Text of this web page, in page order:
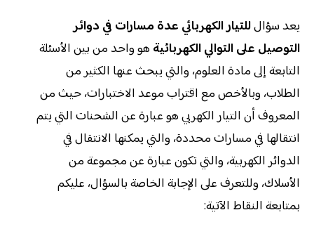
يعد سؤالللتيار الكهربائي عدة مسارات في دوائر
التوصيل على التوالي الكهربائية هو واحد من بين الأسئلة
التابعة إلى مادة العلوم، والتي يبحث عنها الكثير من
الطلاب، وبالأخص مع اقتراب موعد الاختبارات، حيث من
المعروف أن التيار الكهربي هو عبارة عن الشحنات التي يتم
انتقالها في مسارات محددة، والتي يمكنها الانتقال في
الدوائر الكهربية، والتي تكون عبارة عن مجموعة من
الأسلاك، وللتعرف على الإجابة الخاصة بالسؤال، عليكم
بمتابعة النقاط الآتية: